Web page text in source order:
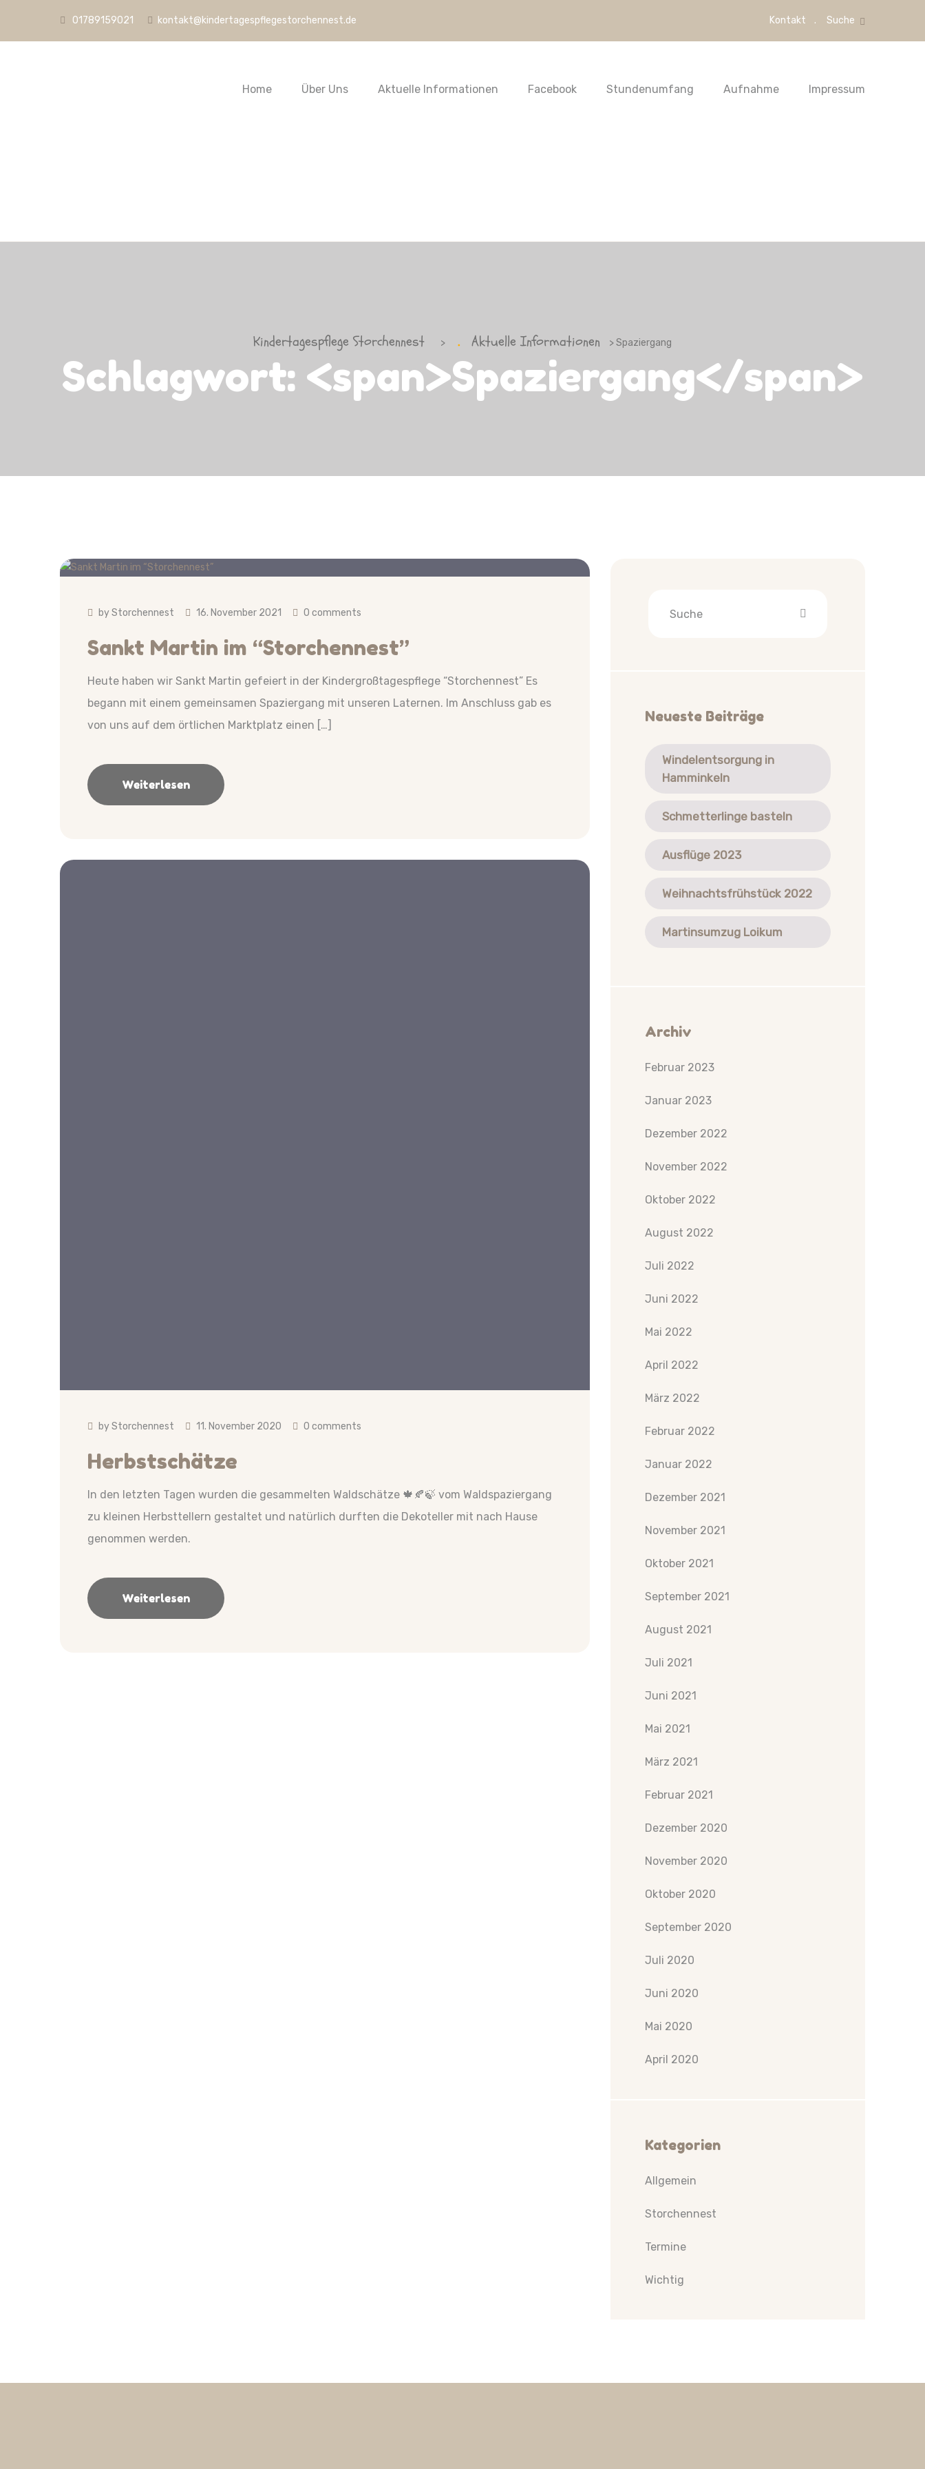
01789159021 kontakt@kindertagespflegestorchennest.de Kontakt Suche
Home Über Uns Aktuelle Informationen Facebook Stundenumfang Aufnahme Impressum
Kindertagespflege Storchennest > Aktuelle Informationen > Spaziergang
Schlagwort: <span>Spaziergang</span>
byStorchennest 16. November 2021 0 comments
Sankt Martin im “Storchennest”
Heute haben wir Sankt Martin gefeiert in der Kindergroßtagespflege “Storchennest” Es
begann mit einem gemeinsamen Spaziergang mit unseren Laternen. Im Anschluss gab es
von uns auf dem örtlichen Marktplatz einen […]
Weiterlesen
byStorchennest 11. November 2020 0 comments
Herbstschätze
In den letzten Tagen wurden die gesammelten Waldschätze 🍁🍂🍃 vom Waldspaziergang
zu kleinen Herbsttellern gestaltet und natürlich durften die Dekoteller mit nach Hause
genommen werden.
Weiterlesen
Neueste Beiträge
Windelentsorgung in
Hamminkeln
Schmetterlinge basteln
Ausflüge 2023
Weihnachtsfrühstück 2022
Martinsumzug Loikum
Archiv
Februar 2023
Januar 2023
Dezember 2022
November 2022
Oktober 2022
August 2022
Juli 2022
Juni 2022
Mai 2022
April 2022
März 2022
Februar 2022
Januar 2022
Dezember 2021
November 2021
Oktober 2021
September 2021
August 2021
Juli 2021
Juni 2021
Mai 2021
März 2021
Februar 2021
Dezember 2020
November 2020
Oktober 2020
September 2020
Juli 2020
Juni 2020
Mai 2020
April 2020
Kategorien
Allgemein
Storchennest
Termine
Wichtig